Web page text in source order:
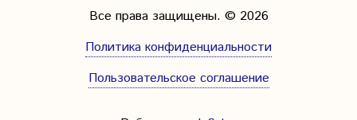
Все права защищены. © 2026
Политика конфиденциальности
Пользовательское соглашение